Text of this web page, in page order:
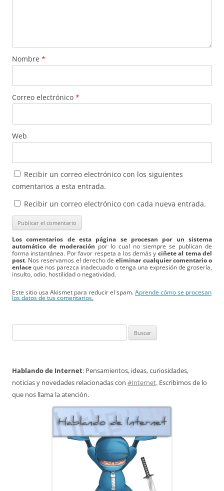
Nombre *
Correo electrónico *
Web
Recibir un correo electrónico con los siguientes
comentarios a esta entrada.
Recibir un correo electrónico con cada nueva entrada.
Los comentarios de esta página se procesan por un sistema
automático de moderación por lo cual no siempre se publican de
forma instantánea. Por favor respeta a los demás y ciñete al tema del
post. Nos reservamos el derecho deeliminar cualquier comentario o
enlace que nos parezca inadecuado o tenga una expresión de grosería,
insulto, odio, hostilidad o negatividad.
Este sitio usa Akismet para reducir el spam. Aprende cómo se procesan
los datos de tus comentarios.
Hablando de Internet: Pensamientos, ideas, curiosidades,
noticias y novedades relacionadas con #Internet. Escribimos de lo
que nos llama la atención.